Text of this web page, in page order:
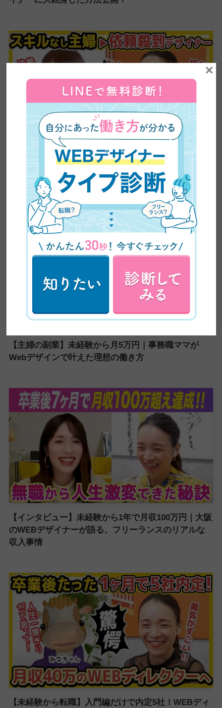
【超有益】平凡な主婦がビジネスセミナーに乗り込み
5ヶ月で60万円の副業収入を稼いだ方法を大公開！紹
介が止まらない売り込み術がやばい
【主婦の副業】未経験から月5万円｜事務職ママが
Webデザインで叶えた理想の働き方
【インタビュー】未経験から1年で月収100万円｜大阪
のWEBデザイナーが語る、フリーランスのリアルな
収入事情
【未経験から転職】入門編だけで内定5社！WEBディ
×